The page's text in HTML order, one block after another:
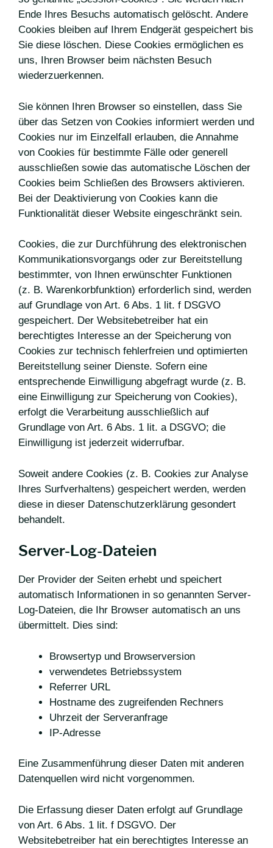
Ende Ihres Besuchs automatisch gelöscht. Andere
Cookies bleiben auf Ihrem Endgerät gespeichert bis
Sie diese löschen. Diese Cookies ermöglichen es
uns, Ihren Browser beim nächsten Besuch
wiederzuerkennen.
Sie können Ihren Browser so einstellen, dass Sie
über das Setzen von Cookies informiert werden und
Cookies nur im Einzelfall erlauben, die Annahme
von Cookies für bestimmte Fälle oder generell
ausschließen sowie das automatische Löschen der
Cookies beim Schließen des Browsers aktivieren.
Bei der Deaktivierung von Cookies kann die
Funktionalität dieser Website eingeschränkt sein.
Cookies, die zur Durchführung des elektronischen
Kommunikationsvorgangs oder zur Bereitstellung
bestimmter, von Ihnen erwünschter Funktionen
(z. B. Warenkorbfunktion) erforderlich sind, werden
auf Grundlage von Art. 6 Abs. 1 lit. f DSGVO
gespeichert. Der Websitebetreiber hat ein
berechtigtes Interesse an der Speicherung von
Cookies zur technisch fehlerfreien und optimierten
Bereitstellung seiner Dienste. Sofern eine
entsprechende Einwilligung abgefragt wurde (z. B.
eine Einwilligung zur Speicherung von Cookies),
erfolgt die Verarbeitung ausschließlich auf
Grundlage von Art. 6 Abs. 1 lit. a DSGVO; die
Einwilligung ist jederzeit widerrufbar.
Soweit andere Cookies (z. B. Cookies zur Analyse
Ihres Surfverhaltens) gespeichert werden, werden
diese in dieser Datenschutzerklärung gesondert
behandelt.
Server-Log-Dateien
Der Provider der Seiten erhebt und speichert
automatisch Informationen in so genannten Server-
Log-Dateien, die Ihr Browser automatisch an uns
übermittelt. Dies sind:
Browsertyp und Browserversion
verwendetes Betriebssystem
Referrer URL
Hostname des zugreifenden Rechners
Uhrzeit der Serveranfrage
IP-Adresse
Eine Zusammenführung dieser Daten mit anderen
Datenquellen wird nicht vorgenommen.
Die Erfassung dieser Daten erfolgt auf Grundlage
von Art. 6 Abs. 1 lit. f DSGVO. Der
Websitebetreiber hat ein berechtigtes Interesse an